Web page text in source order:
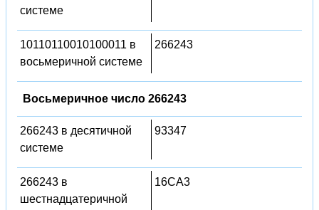
системе
10110110010100011 в
восьмеричной системе
266243
Восьмеричное число 266243
266243 в десятичной
системе
93347
266243 в
шестнадцатеричной
16CA3